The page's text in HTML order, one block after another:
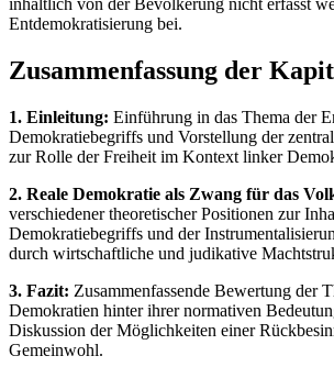
inhaltlich von der Bevölkerung nicht erfasst
Entdemokratisierung bei.
Zusammenfassung der
1. Einleitung: Einführung in das Thema der
Demokratiebegriffs und Vorstellung der
zur Rolle der Freiheit im Kontext linker
2. Reale Demokratie als Zwang für das
verschiedener theoretischer Positionen zur
Demokratiebegriffs und der
durch wirtschaftliche und judikative
3. Fazit: Zusammenfassende Bewertung der
Demokratien hinter ihrer normativen
Diskussion der Möglichkeiten einer
Gemeinwohl.